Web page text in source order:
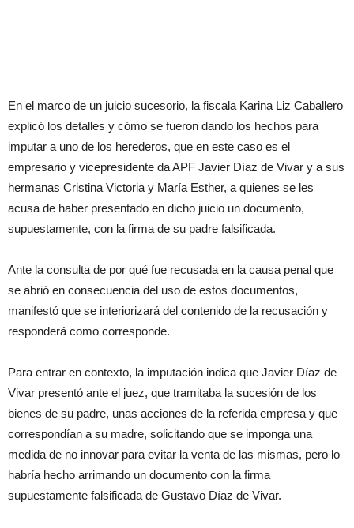
En el marco de un juicio sucesorio, la fiscala Karina Liz Caballero
explicó los detalles y cómo se fueron dando los hechos para
imputar a uno de los herederos, que en este caso es el
empresario y vicepresidente da APF Javier Díaz de Vivar y a sus
hermanas Cristina Victoria y María Esther, a quienes se les
acusa de haber presentado en dicho juicio un documento,
supuestamente, con la firma de su padre falsificada.
Ante la consulta de por qué fue recusada en la causa penal que
se abrió en consecuencia del uso de estos documentos,
manifestó que se interiorizará del contenido de la recusación y
responderá como corresponde.
Para entrar en contexto, la imputación indica que Javier Díaz de
Vivar presentó ante el juez, que tramitaba la sucesión de los
bienes de su padre, unas acciones de la referida empresa y que
correspondían a su madre, solicitando que se imponga una
medida de no innovar para evitar la venta de las mismas, pero lo
habría hecho arrimando un documento con la firma
supuestamente falsificada de Gustavo Díaz de Vivar.